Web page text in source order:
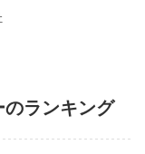
ランキング